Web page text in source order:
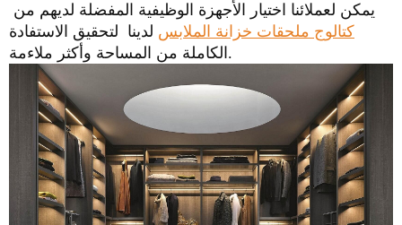
يمكن لعملائنا اختيار الأجهزة الوظيفية المفضلة لديهم من
كتالوج ملحقات خزانة الملابس لدينا لتحقيق الاستفادة
الكاملة من المساحة وأكثر ملاءمة.